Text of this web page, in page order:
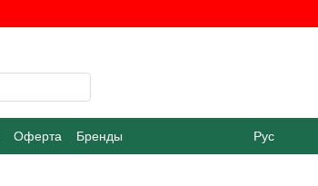
Оферта Бренды Рус